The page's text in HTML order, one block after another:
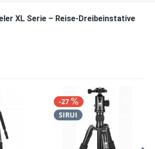
XL Serie – Reise-Dreibeinstative
-27
SIRUI